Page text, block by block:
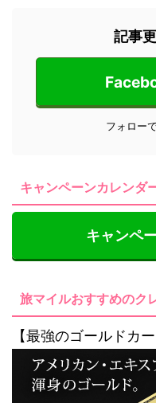
記事
フォロー
キャンペーンカレンダ
キャンペ
旅マイルおすすめのク
【最強のゴールドカー